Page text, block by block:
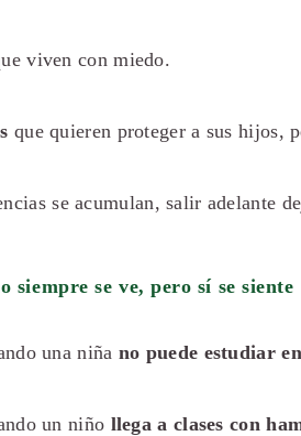
viven con miedo.
que quieren proteger a sus hijos,
se acumulan, salir adelante
siempre se ve, pero sí se siente
una niña no puede estudiar
un niño llega a clases con